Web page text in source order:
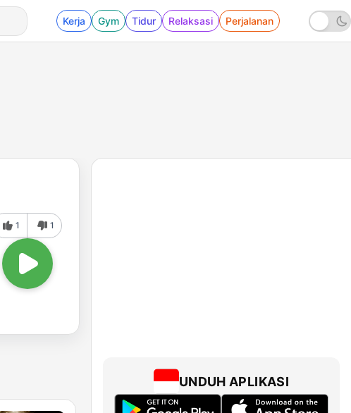
Kerja Gym Tidur Relaksasi Perjalanan
1 1
UNDUH APLIKASI